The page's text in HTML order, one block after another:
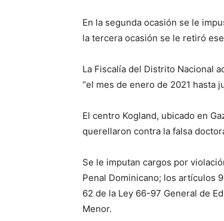
En la segunda ocasión se le
la tercera ocasión se le retiró
La Fiscalía del Distrito Nacional
“el mes de enero de 2021 hasta
El centro Kogland, ubicado en
querellaron contra la falsa
Se le imputan cargos por
Penal Dominicano; los artículos
62 de la Ley 66-97 General de
Menor.